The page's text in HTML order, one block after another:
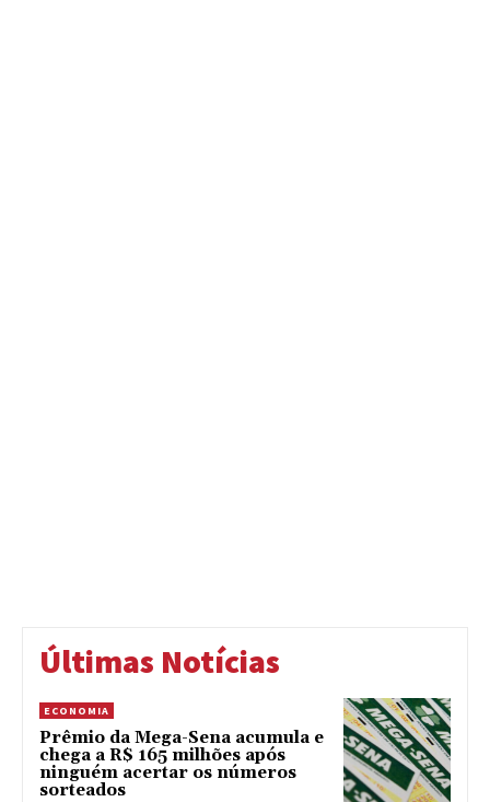
Últimas Notícias
ECONOMIA
Prêmio da Mega-Sena acumula e
chega a R$ 165 milhões após
ninguém acertar os números
sorteados